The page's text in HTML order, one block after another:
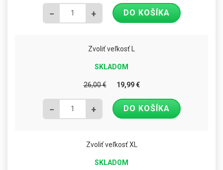
− + DO KOŠÍKA
Zvoliť veľkosť L
SKLADOM
26,00€ 19,99€
− + DO KOŠÍKA
Zvoliť veľkosť XL
SKLADOM